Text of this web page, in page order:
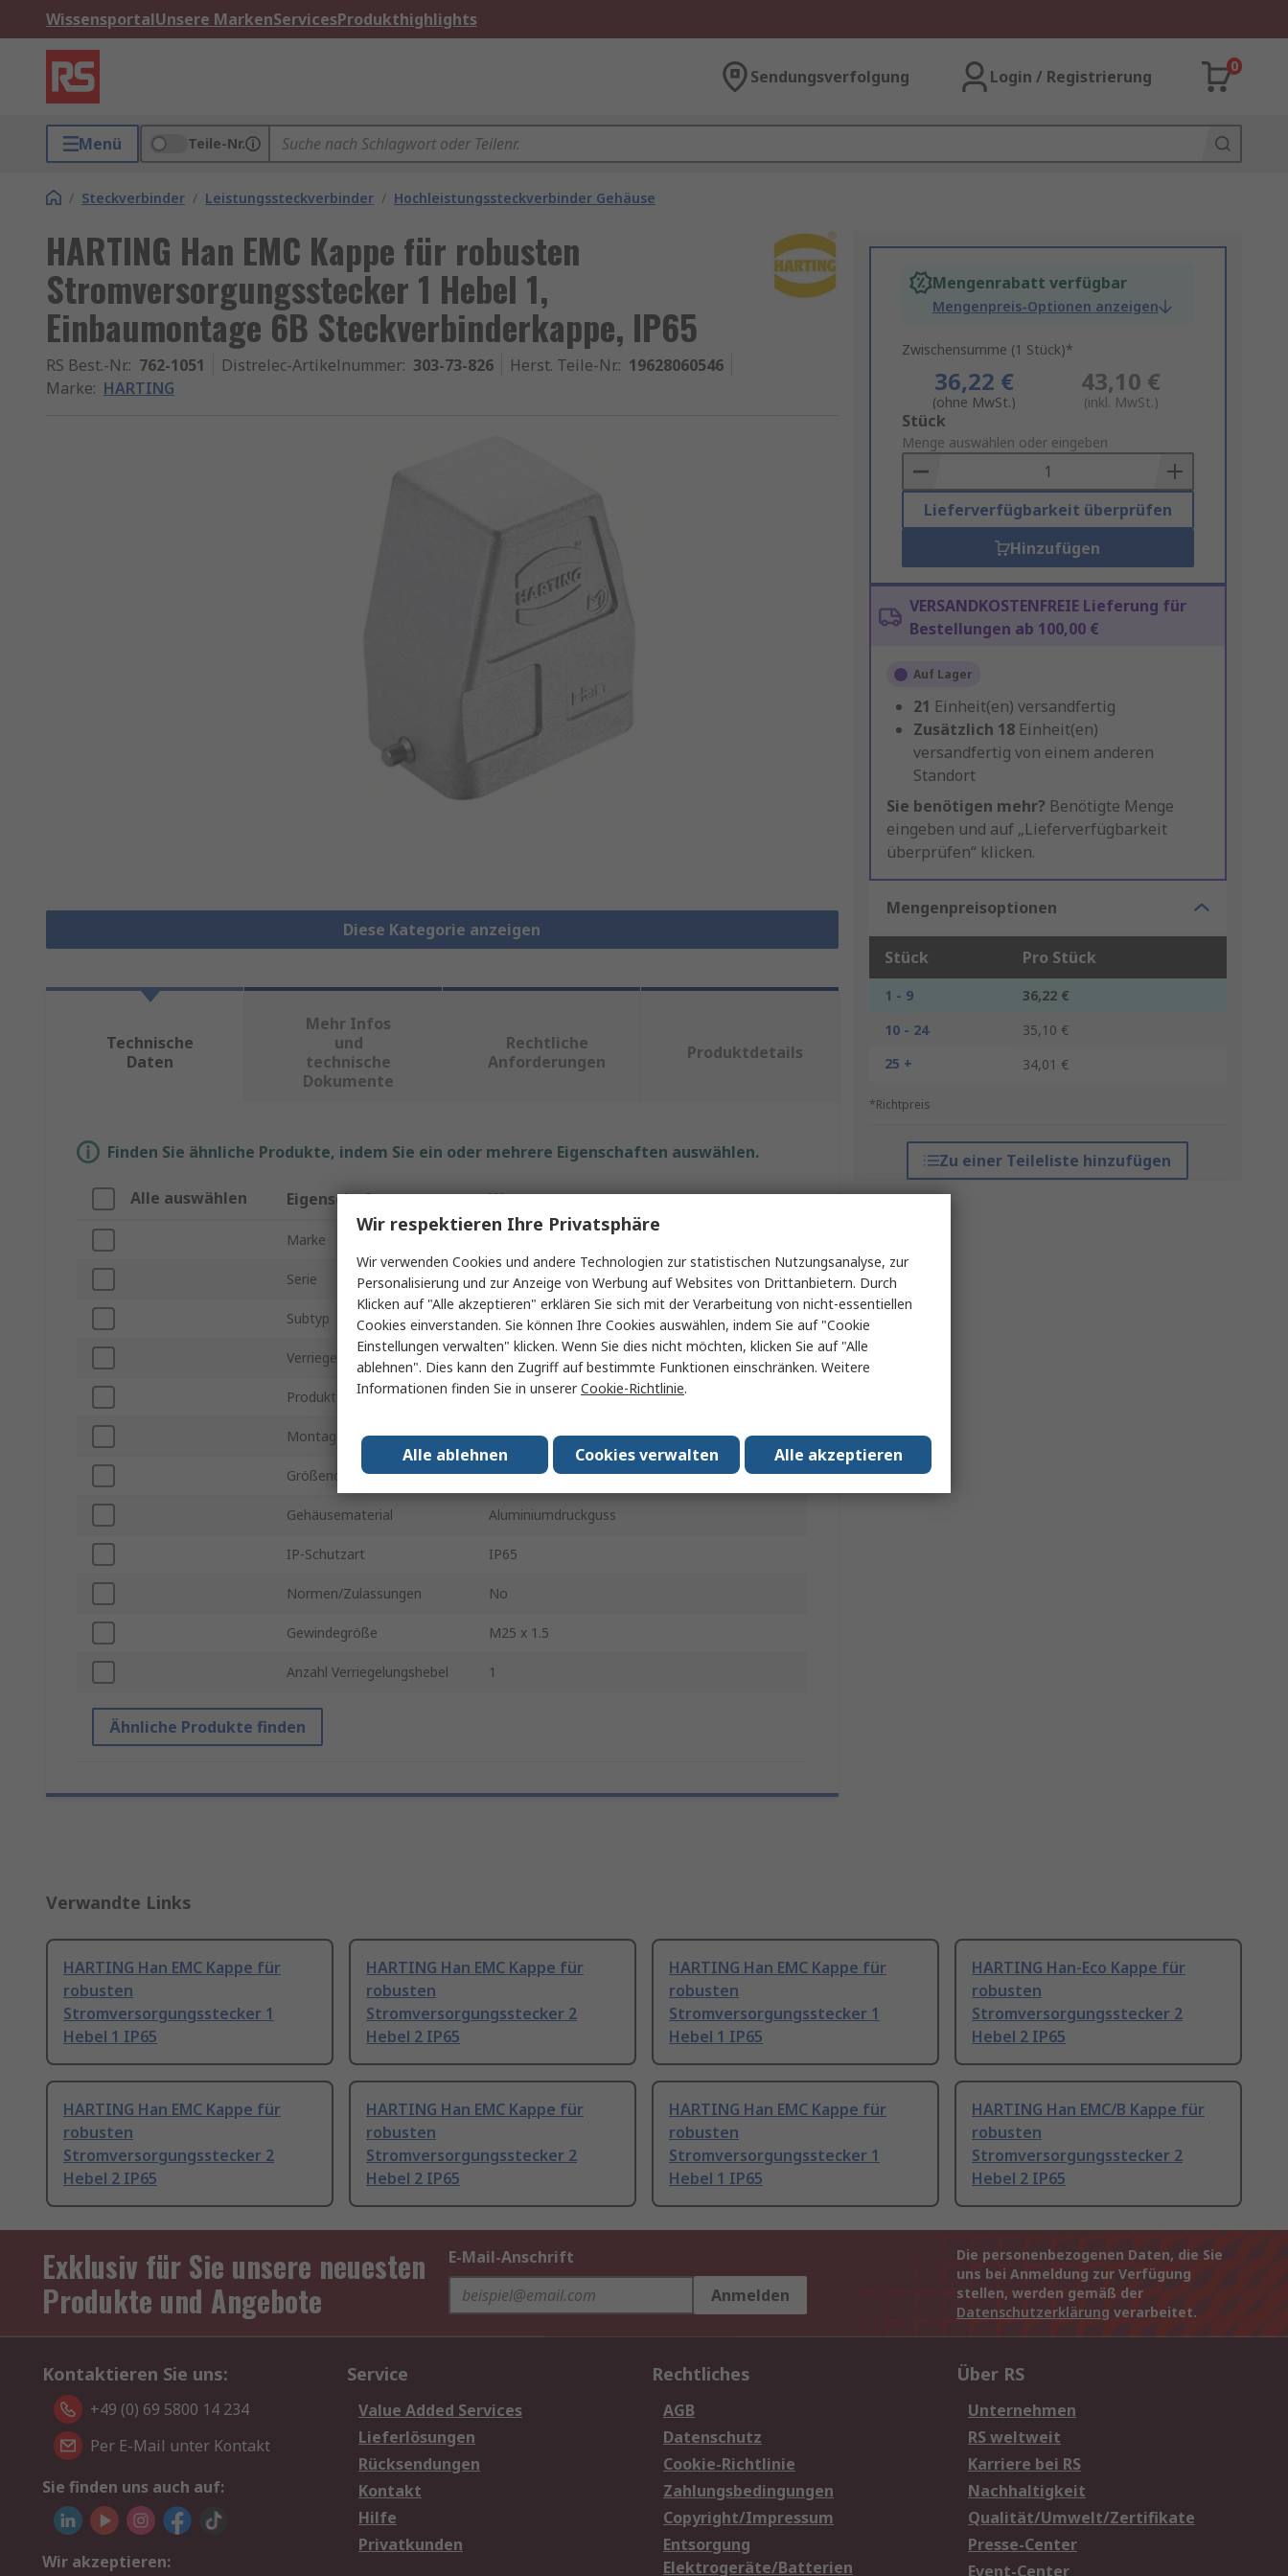
WissensportalUnsere MarkenServicesProdukthighlights
Sendungsverfolgung Login / Registrierung
0
Menü Teile-Nr.
/ Steckverbinder / Leistungssteckverbinder / Hochleistungssteckverbinder Gehäuse
HARTING Han EMC Kappe für robusten
Stromversorgungsstecker 1 Hebel 1,
Einbaumontage 6B Steckverbinderkappe, IP65
RS Best.-Nr.: 762-1051 Distrelec-Artikelnummer: 303-73-826 Herst. Teile-Nr.: 19628060546
Marke: HARTING
Diese Kategorie anzeigen
Mengenrabatt verfügbar
Mengenpreis-Optionen anzeigen
Zwischensumme (1 Stück)*
36,22 €
(ohne MwSt.)
43,10 €
(inkl. MwSt.)
Add
to
Basket
Stück
Menge auswählen oder eingeben
Lieferverfügbarkeit überprüfen
Hinzufügen
VERSANDKOSTENFREIE Lieferung für
Bestellungen ab 100,00 €
Auf Lager
21 Einheit(en) versandfertig
Zusätzlich 18 Einheit(en)
versandfertig von einem anderen
Standort
Sie benötigen mehr? Benötigte Menge
eingeben und auf „Lieferverfügbarkeit
überprüfen“ klicken.
Mengenpreisoptionen
Stück Pro Stück
1 - 9
36,22 €
10 - 24
35,10 €
25 +
34,01 €
*Richtpreis
Zu einer Teileliste hinzufügen
Technische
Daten
Mehr Infos
und
technische
Dokumente
Rechtliche
Anforderungen
Produktdetails
Finden Sie ähnliche Produkte, indem Sie ein oder mehrere Eigenschaften auswählen.
Alle auswählen Eigenschaft Wert
Marke
Serie Han EMC
Subtyp Steckverbinderkappe
Verriegelungstyp 1 Hebel
Produkt Typ Kappe für robusten Stromversorgungsstecker
Montageart Einbaumontage
Größencode Hersteller 6B
Gehäusematerial Aluminiumdruckguss
IP-Schutzart IP65
Normen/Zulassungen No
Gewindegröße M25 x 1.5
Anzahl Verriegelungshebel 1
Ähnliche Produkte finden
Verwandte Links
HARTING Han EMC Kappe für
robusten
Stromversorgungsstecker 1
Hebel 1 IP65
HARTING Han EMC Kappe für
robusten
Stromversorgungsstecker 2
Hebel 2 IP65
HARTING Han EMC Kappe für
robusten
Stromversorgungsstecker 1
Hebel 1 IP65
HARTING Han-Eco Kappe für
robusten
Stromversorgungsstecker 2
Hebel 2 IP65
HARTING Han EMC Kappe für
robusten
Stromversorgungsstecker 2
Hebel 2 IP65
HARTING Han EMC Kappe für
robusten
Stromversorgungsstecker 2
Hebel 2 IP65
HARTING Han EMC Kappe für
robusten
Stromversorgungsstecker 1
Hebel 1 IP65
HARTING Han EMC/B Kappe für
robusten
Stromversorgungsstecker 2
Hebel 2 IP65
Exklusiv für Sie unsere neuesten
Produkte und Angebote
E-Mail-Anschrift
Anmelden
Die personenbezogenen Daten, die Sie
uns bei Anmeldung zur Verfügung
stellen, werden gemäß der
Datenschutzerklärung verarbeitet.
Kontaktieren Sie uns:
+49 (0) 69 5800 14 234
Per E-Mail unter Kontakt
Sie finden uns auch auf:
Wir akzeptieren:
Service
Value Added Services
Lieferlösungen
Rücksendungen
Kontakt
Hilfe
Privatkunden
Rechtliches
AGB
Datenschutz
Cookie-Richtlinie
Zahlungsbedingungen
Copyright/Impressum
Entsorgung
Elektrogeräte/Batterien
Über RS
Unternehmen
RS weltweit
Karriere bei RS
Nachhaltigkeit
Qualität/Umwelt/Zertifikate
Presse-Center
Event-Center
Wir respektieren Ihre Privatsphäre
Wir verwenden Cookies und andere Technologien zur statistischen Nutzungsanalyse, zur
Personalisierung und zur Anzeige von Werbung auf Websites von Drittanbietern. Durch
Klicken auf "Alle akzeptieren" erklären Sie sich mit der Verarbeitung von nicht-essentiellen
Cookies einverstanden. Sie können Ihre Cookies auswählen, indem Sie auf "Cookie
Einstellungen verwalten" klicken. Wenn Sie dies nicht möchten, klicken Sie auf "Alle
ablehnen". Dies kann den Zugriff auf bestimmte Funktionen einschränken. Weitere
Informationen finden Sie in unsererCookie-Richtlinie.
Alle akzeptieren
Cookies verwalten
Alle ablehnen